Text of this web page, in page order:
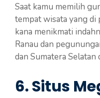
Saat kamu memilih
tempat wisata yang di
kana menikmati
Ranau dan
dan Sumatera
6. Situs